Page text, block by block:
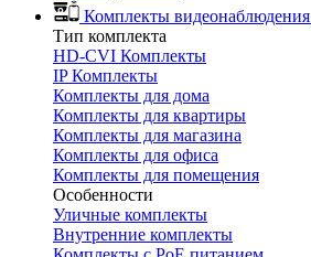
Комплекты видеонаблюдения
Тип комплекта
HD-CVI Комплекты
IP Комплекты
Комплекты для дома
Комплекты для квартиры
Комплекты для магазина
Комплекты для офиса
Комплекты для помещения
Особенности
Уличные комплекты
Внутренние комплекты